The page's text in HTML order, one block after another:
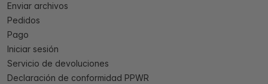
Enviar archivos
Pedidos
Pago
Iniciar sesión
Servicio de devoluciones
Declaración de conformidad PPWR